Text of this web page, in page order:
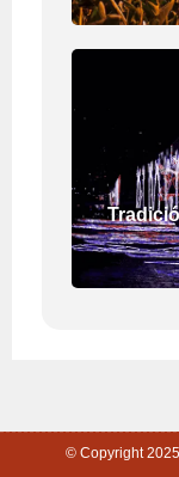
© Copyright